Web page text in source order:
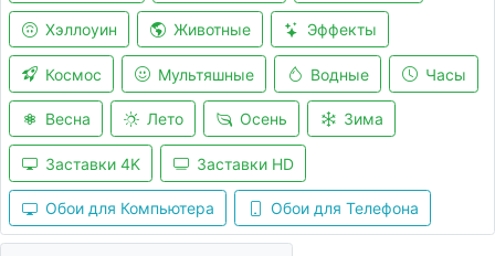
Хэллоуин Животные Эффекты
Космос Мультяшные Водные Часы
Весна Лето Осень Зима
Заставки 4K Заставки HD
Обои для Компьютера Обои для Телефона